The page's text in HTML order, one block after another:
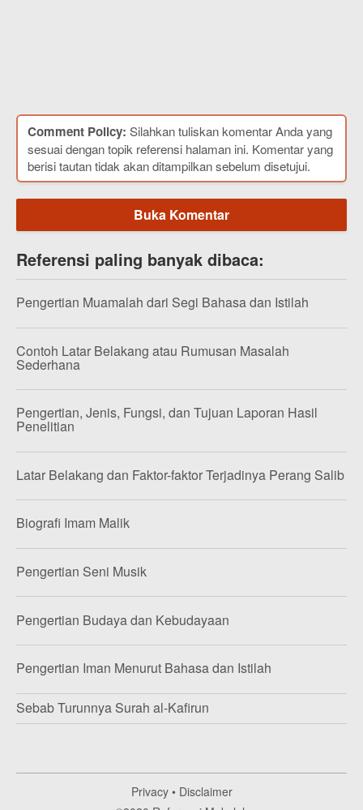
Comment Policy: Silahkan tuliskan komentar Anda yang
sesuai dengan topik referensi halaman ini. Komentar yang
berisi tautan tidak akan ditampilkan sebelum disetujui.
Buka Komentar
Referensi paling banyak dibaca:
Pengertian Muamalah dari Segi Bahasa dan Istilah
Contoh Latar Belakang atau Rumusan Masalah
Sederhana
Pengertian, Jenis, Fungsi, dan Tujuan Laporan Hasil
Penelitian
Latar Belakang dan Faktor-faktor Terjadinya Perang Salib
Biografi Imam Malik
Pengertian Seni Musik
Pengertian Budaya dan Kebudayaan
Pengertian Iman Menurut Bahasa dan Istilah
Sebab Turunnya Surah al-Kafirun
Privacy• Disclaimer